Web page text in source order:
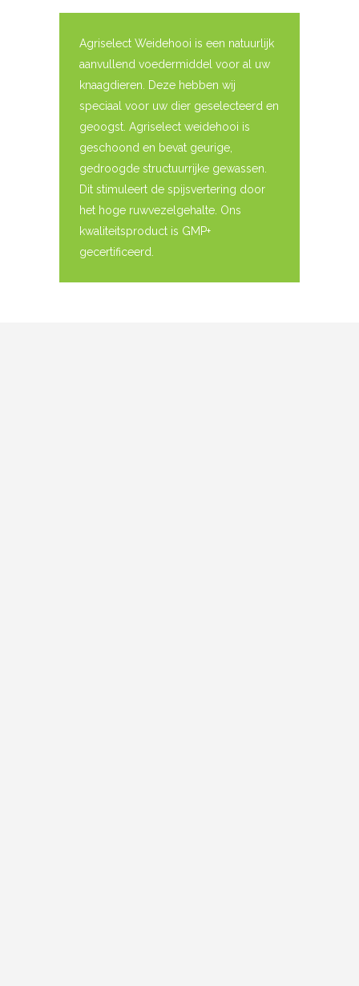
Agriselect Weidehooi is een natuurlijk
aanvullend voedermiddel voor al uw
knaagdieren. Deze hebben wij
speciaal voor uw dier geselecteerd en
geoogst. Agriselect weidehooi is
geschoond en bevat geurige,
gedroogde structuurrijke gewassen.
Dit stimuleert de spijsvertering door
het hoge ruwvezelgehalte. Ons
kwaliteitsproduct is GMP+
gecertificeerd.